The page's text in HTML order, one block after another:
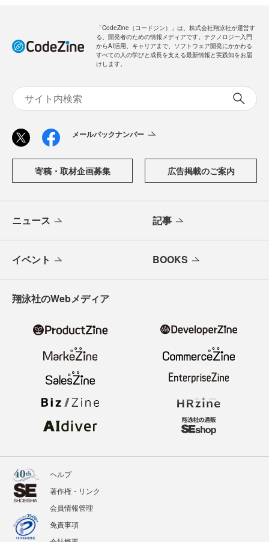
「CodeZine（コードジン）」は、株式会社翔泳社が運営す
る、開発者のための情報メディアです。テクノロジー入門
からAI活用、キャリアまで、ソフトウェア開発にかかわる
すべての人の学びと成長を支える最新情報と実践知をお届
けします。
メールバックナンバー
寄稿・取材企画募集 広告掲載のご案内
ニュース 記事
イベント BOOKS
翔泳社のWebメディア
ヘルプ
著作権・リンク
会員情報管理
免責事項